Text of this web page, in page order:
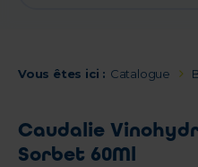
Vous êtes ici : Catalogue
Caudalie
Sorbet 60Ml